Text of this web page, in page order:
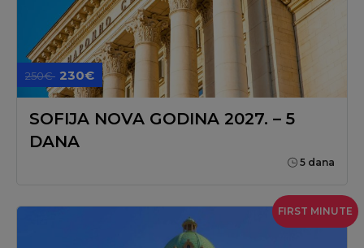
250€ 230€
SOFIJA NOVA GODINA 2027. – 5
DANA
5 dana
FIRST MINUTE